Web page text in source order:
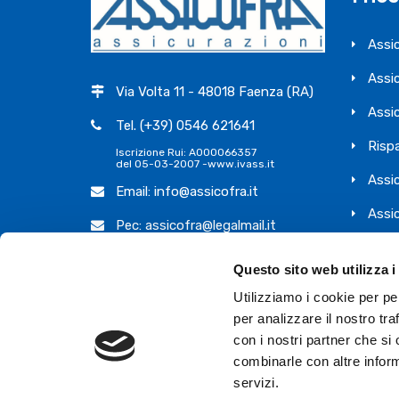
Questo sito web utilizza i
Utilizziamo i cookie per
per analizzare il nostro
con i nostri partner che si
combinarle con altre
servizi.
Via Volta 11 - 48018 Faenza (RA)
Tel. (+39) 0546 621641
Iscrizione Rui: A000066357
del 05-03-2007 -www.ivass.it
Email: info@assicofra.it
Pec: assicofra@legalmail.it
ASSICOFRA Società a Responsabilità Limitata con